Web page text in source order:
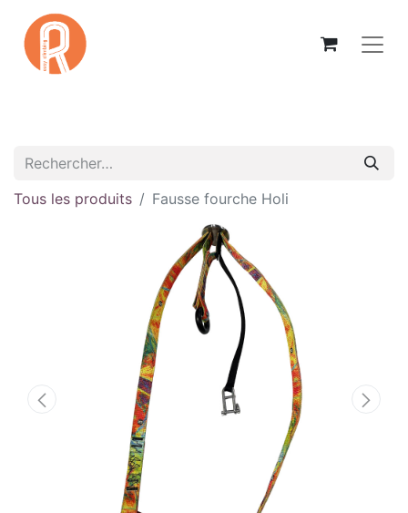
Tous les produits Fausse fourche Holi